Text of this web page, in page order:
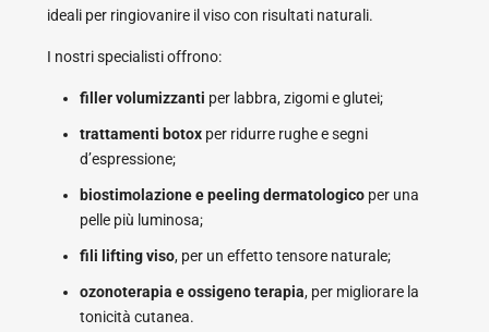
ideali per ringiovanire il viso con risultati naturali.
I nostri specialisti offrono:
filler volumizzanti per labbra, zigomi e glutei;
trattamenti botox per ridurre rughe e segni
d’espressione;
biostimolazione e peeling dermatologico per una
pelle più luminosa;
fili lifting viso, per un effetto tensore naturale;
ozonoterapia e ossigeno terapia, per migliorare la
tonicità cutanea.